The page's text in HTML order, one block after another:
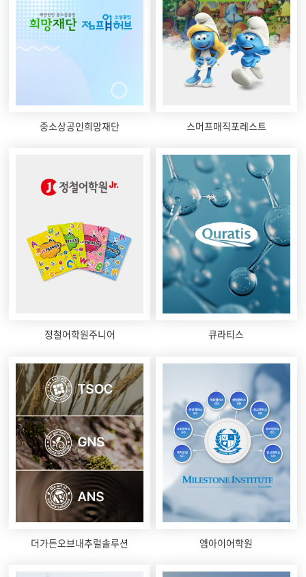
중소상공인희망재단 스머프매직포레스트
정철어학원주니어 큐라티스
더가든오브내추럴솔루션 엠아이어학원